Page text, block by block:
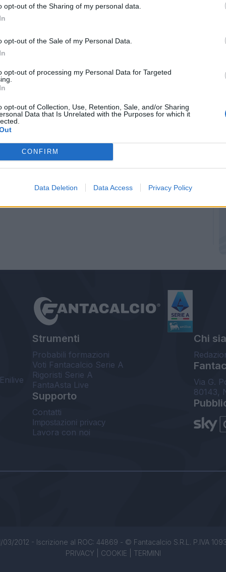
opt-out of the Sharing of my personal data.
opt-out of the Sale of my Personal Data.
opt-out of processing my Personal Data for Targeted
opt-out of Collection, Use, Retention, Sale, and/or Sharing
Data that Is Unrelated with the Purposes for which it
CONFIRM
Data Deletion Data Access Privacy Policy
da Il Messaggero, il tutto sotto gli occhi e
, che non avrebbe particolarmente gradito
Totti: "Ho un rapporto perfetto con lui ma
può metterti un pallone perfetto ma non riesce
E io ora devo pensare solo ai risultati".
Strumenti
Probabili formazioni
Voti Fantacalcio Serie A
Rigoristi Serie A
FantaAsta Live
Supporto
Contatti
Impostazioni privacy
Lavora con noi
Chi
Via G.
80143,
2012 - Iscrizione al ROC: 44869 - © Fantacalcio S.R.L. P.IVA
PRIVACY| COOKIE TERMINI